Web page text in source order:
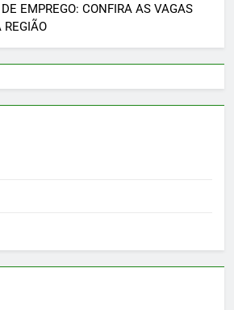
EMPREGO: CONFIRA AS VAGAS
REGIÃO